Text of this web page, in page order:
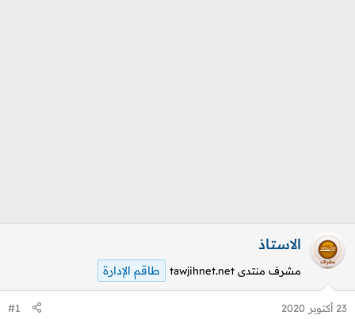
الاستاذ
مشرف منتدى tawjihnet.net طاقم الإدارة
23 أكتوبر 2020 #1